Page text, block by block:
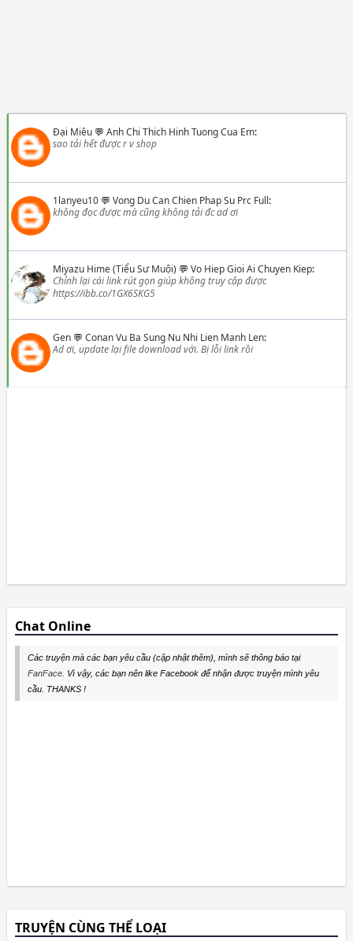
Đại Miêu💬 Anh Chi Thich Hinh Tuong Cua Em:
sao tải hết được r v shop
1lanyeu10💬 Vong Du Can Chien Phap Su Prc Full:
không đọc được mà cũng không tải đc ad ơi
Miyazu Hime (Tiểu Sư Muội) 💬 Vo Hiep Gioi Ai Chuyen Kiep:
Chỉnh lại cái link rút gọn giúp không truy cập được
https://ibb.co/1GX6SKG5
Gen💬 Conan Vu Ba Sung Nu Nhi Lien Manh Len:
Ad ơi, update lại file download với. Bị lỗi link rồi
Chat Online
Các truyện mà các bạn yêu cầu (cập nhật thêm), mình sẽ thông báo tại
FanFace. Vì vậy, các bạn nên like Facebook để nhận được truyện mình yêu
cầu. THANKS !
TRUYỆN CÙNG THỂ LOẠI